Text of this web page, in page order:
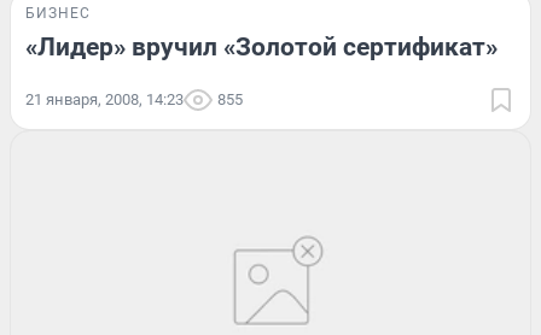
БИЗНЕС
«Лидер» вручил «Золотой сертификат»
21 января, 2008, 14:23 855